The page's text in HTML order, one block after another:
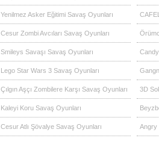
Yenilmez Asker Eğitimi Savaş Oyunları
Cesur Zombi Avcıları Savaş Oyunları
Smileys Savaşı Savaş Oyunları
Lego Star Wars 3 Savaş Oyunları
Çılgın Aşçı Zombilere Karşı Savaş Oyunları
Kaleyi Koru Savaş Oyunları
Cesur Atlı Şövalye Savaş Oyunları
3D
Angry